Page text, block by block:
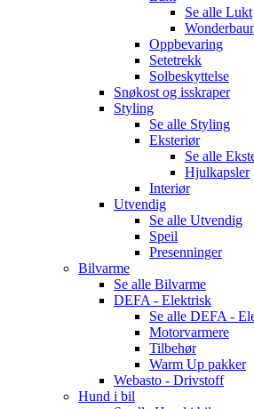
Se alle Lukt
Oppbevaring
Setetrekk
Solbeskyttelse
Snøkost og isskraper
Styling
Se alle Styling
Eksteriør
Se alle
Hjulkapsler
Interiør
Utvendig
Se alle Utvendig
Speil
Presenninger
Bilvarme
Se alle Bilvarme
DEFA - Elektrisk
Se alle DEFA -
Motorvarmere
Tilbehør
Warm Up pakker
Webasto - Drivstoff
Hund i bil